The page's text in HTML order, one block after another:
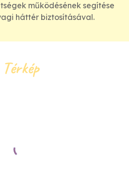
működésének segítése
háttér biztosításával.
Térkép